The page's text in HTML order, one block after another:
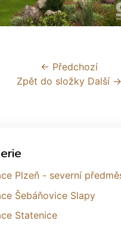
← Předchozí
Zpět do složky Další →
Plzeň - severní
Šebáňovice Slapy
Statenice